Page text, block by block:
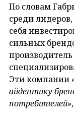
По словам
среди
себя
сильных
Эти компании
айдентику
потребителей»